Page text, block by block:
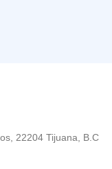
22204 Tijuana, B.C